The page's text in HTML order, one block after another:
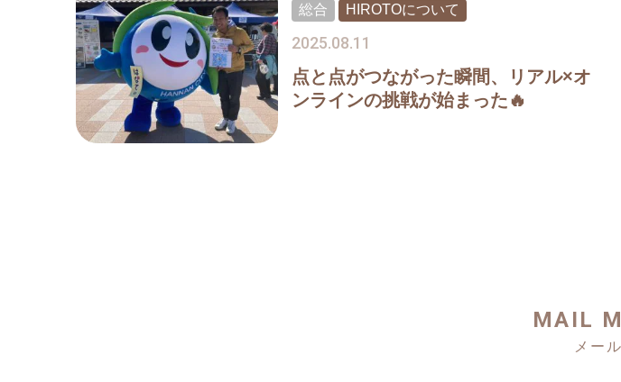
点と点がつながった瞬間、リアル×オ
ンラインの挑戦が始まった🔥
2025.08.11
総合 HIROTOについて
MAIL